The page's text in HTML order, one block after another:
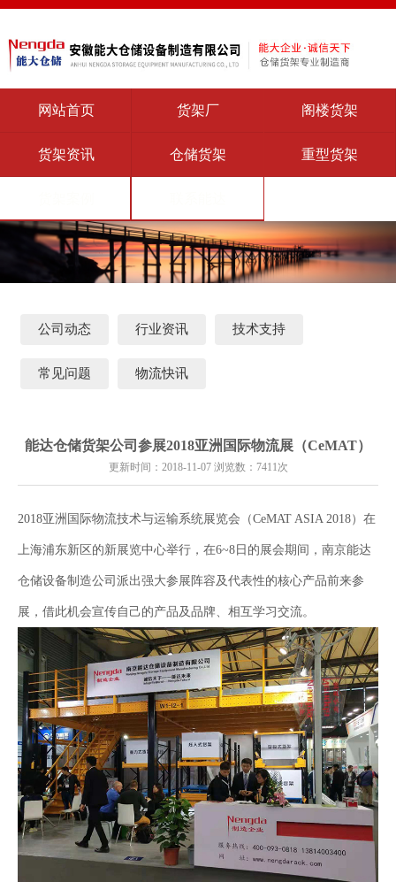
网站首页 货架厂 阁楼货架
货架资讯 仓储货架 重型货架
公司动态 行业资讯 技术支持
常见问题 物流快讯
能达仓储货架公司参展2018亚洲国际物流展（CeMAT）
更新时间：2018-11-07 浏览数：7411次
2018亚洲国际物流技术与运输系统展览会（CeMAT ASIA 2018）在
上海浦东新区的新展览中心举行，在6~8日的展会期间，南京能达
仓储设备制造公司派出强大参展阵容及代表性的核心产品前来参
展，借此机会宣传自己的产品及品牌、相互学习交流。